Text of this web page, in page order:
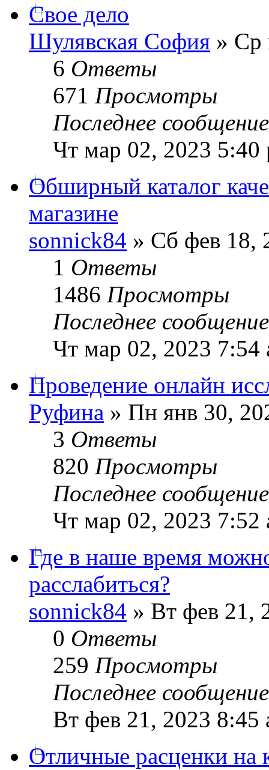
Свое дело
Шулявская София » Ср
6 Ответы
671 Просмотры
Последнее
Чт мар 02, 2023 5:40
Обширный каталог
магазине
sonnick84 » Сб фев 18,
1 Ответы
1486 Просмотры
Последнее
Чт мар 02, 2023 7:54
Проведение онлайн
Руфина » Пн янв 30,
3 Ответы
820 Просмотры
Последнее
Чт мар 02, 2023 7:52
Где в наше время
расслабиться?
sonnick84 » Вт фев 21,
0 Ответы
259 Просмотры
Последнее
Вт фев 21, 2023 8:45
Отличные расценки на